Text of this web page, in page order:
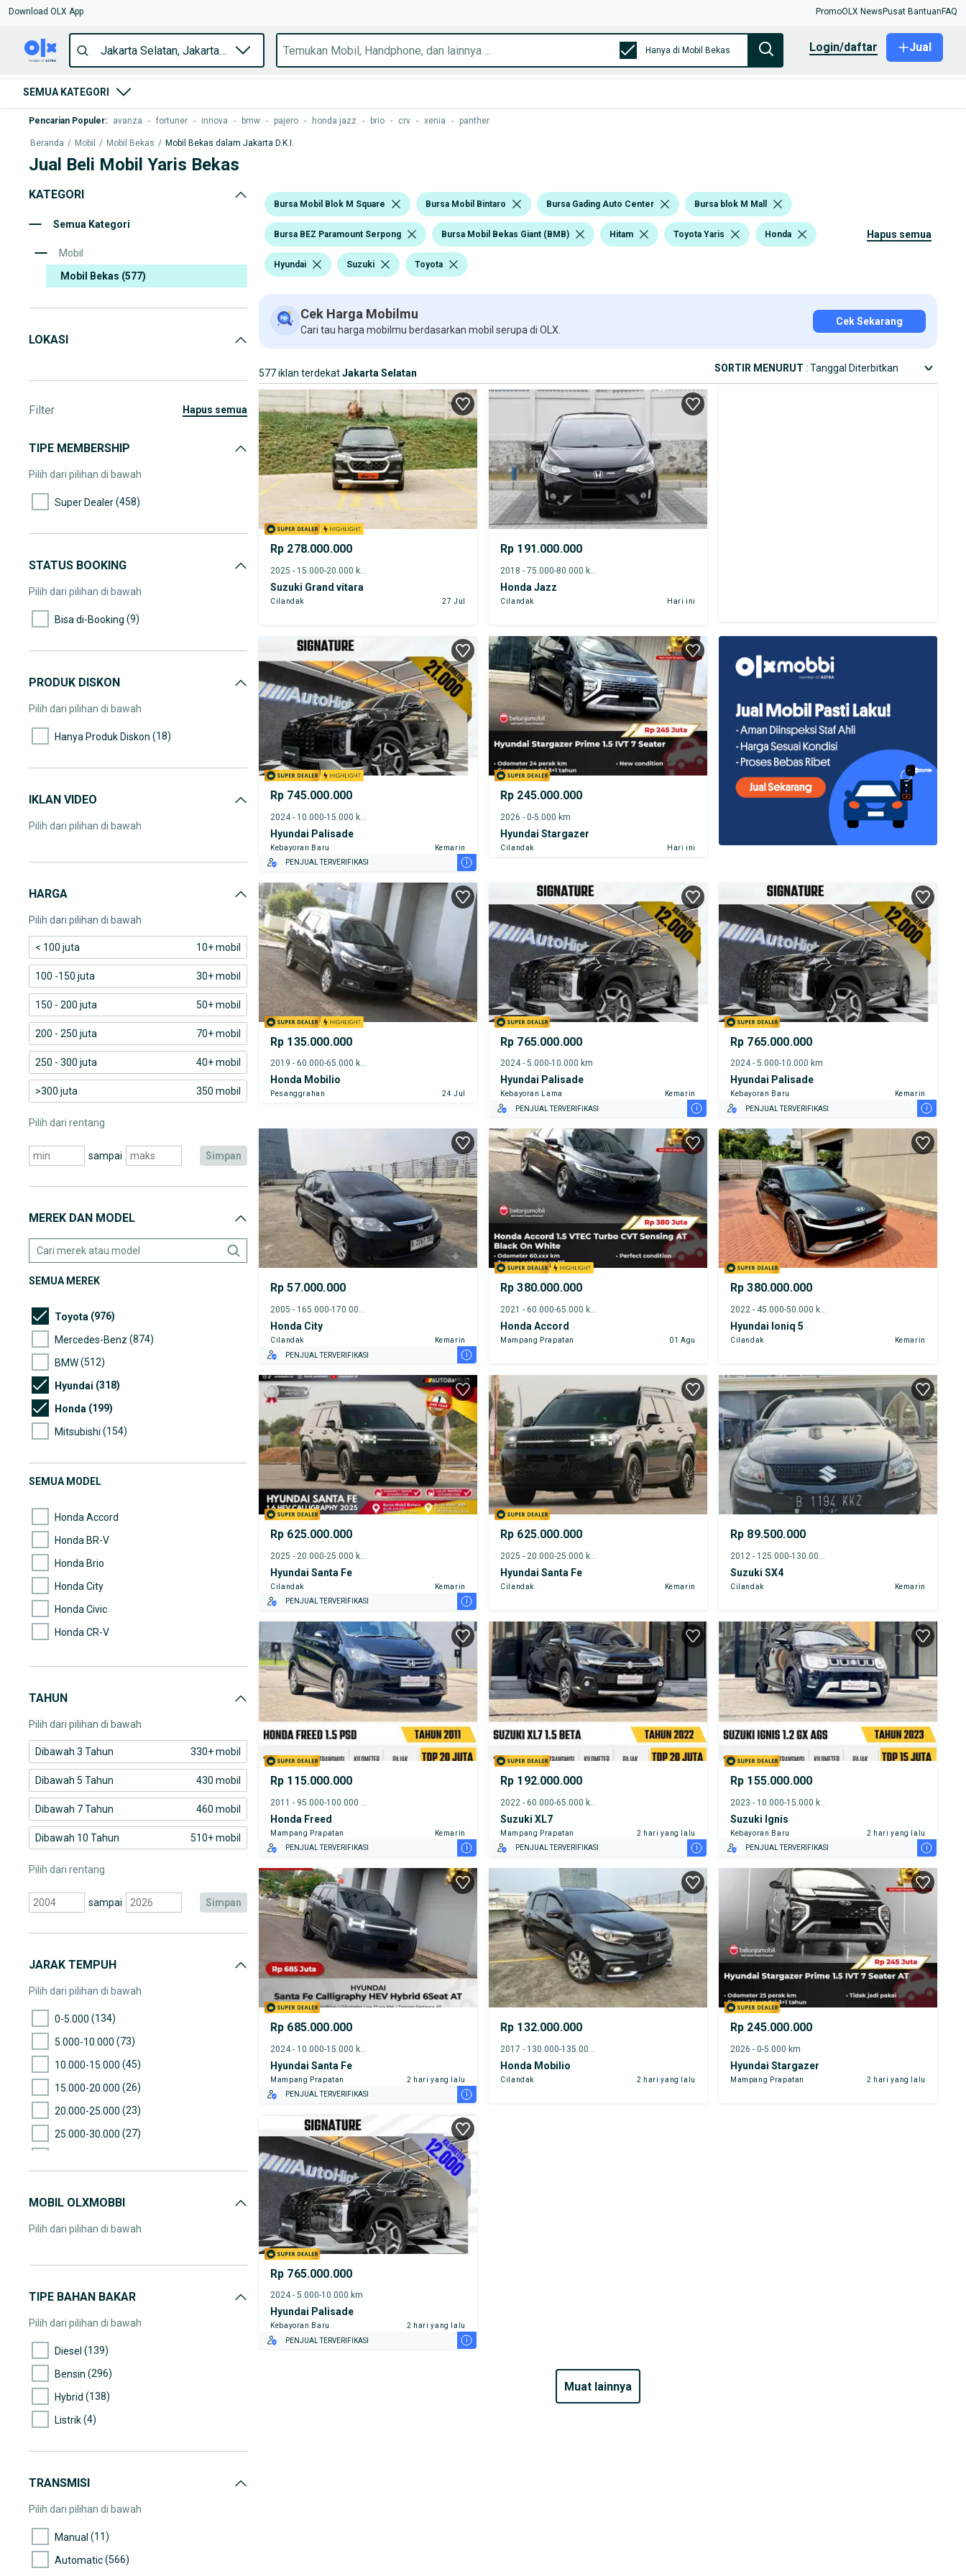
Download OLX App PromoOLX News Pusat Bantuan FAQ
Hanya di Mobil Bekas login/daftar Jual
SEMUA KATEGORI
Pencarian Populer: avanza - fortuner - innova - bmw - pajero - honda jazz - brio - crv - xenia - panther
Beranda / Mobil / Mobil Bekas / Mobil Bekas dalam Jakarta D.K.I.
Jual Beli Mobil Yaris Bekas
KATEGORI
Semua Kategori
Mobil
Mobil Bekas (577)
LOKASI
Filter hapus semua
TIPE MEMBERSHIP
Pilih dari pilihan di bawah
Super Dealer(458)
STATUS BOOKING
Pilih dari pilihan di bawah
Bisa di-Booking (9)
PRODUK DISKON
Pilih dari pilihan di bawah
Hanya Produk Diskon (18)
IKLAN VIDEO
Pilih dari pilihan di bawah
HARGA
Pilih dari pilihan di bawah
< 100 juta 10+ mobil
100 -150 juta 30+ mobil
150 - 200 juta 50+ mobil
200 - 250 juta 70+ mobil
250 - 300 juta 40+ mobil
>300 juta 350 mobil
Pilih dari rentang
sampai simpan
MEREK DAN MODEL
SEMUA MEREK
Toyota (976)
Mercedes-Benz (874)
BMW(512)
Hyundai (318)
Honda (199)
Mitsubishi (154)
Nissan(87)
SEMUA MODEL
Honda Accord
Honda BR-V
Honda Brio
Honda City
Honda Civic
Honda CR-V
Honda HR-V
TAHUN
Pilih dari pilihan di bawah
Dibawah 3 Tahun 330+ mobil
Dibawah 5 Tahun 430 mobil
Dibawah 7 Tahun 460 mobil
Dibawah 10 Tahun 510+ mobil
Pilih dari rentang
sampai simpan
JARAK TEMPUH
Pilih dari pilihan di bawah
0-5.000 (134)
5.000-10.000 (73)
10.000-15.000 (45)
15.000-20.000 (26)
20.000-25.000 (23)
25.000-30.000 (27)
40.000-45.000
45.000-50.000(28)
60.000-65.000(27)
65.000-70.000 (15)
(8)
100.000-105.000
MOBIL OLXMOBBI
Pilih dari pilihan di bawah
TIPE BAHAN BAKAR
Pilih dari pilihan di bawah
Diesel (139)
Bensin (296)
Hybrid (138)
Listrik(4)
TRANSMISI
Pilih dari pilihan di bawah
Manual (11)
Automatic(566)
Bursa Mobil Blok M Square Bursa Mobil Bintaro Bursa Gading Auto Center Bursa blok M Mall
Bursa BEZ Paramount Serpong Bursa Mobil Bekas Giant (BMB) Hitam Toyota Yaris Honda
Hyundai Suzuki Toyota
hapus semua
Cek Harga Mobilmu
Cari tau harga mobilmu berdasarkan mobil serupa di OLX.
Cek Sekarang
577 iklan terdekatJakarta Selatan SORTIR MENURUT : Tanggal Diterbitkan
Rp 278.000.000
Suzuki Grand vitara
Cilandak 27 Jul
Rp 191.000.000
2018 - 75.000-80.000 km
Honda Jazz
Cilandak Hari ini
Rp 745.000.000
Hyundai Palisade
Kebayoran Baru
Kemarin
PENJUAL TERVERIFIKASI
i
Rp 245.000.000
2026 - 0-5.000 km
Hyundai Stargazer
Cilandak Hari ini
Rp 135.000.000
2019 - 60.000-65.000 km
Honda Mobilio
Pesanggrahan 24 Jul
Rp 765.000.000
2024 - 5.000-10.000 km
Hyundai Palisade
Kebayoran Lama
Kemarin
PENJUAL TERVERIFIKASI
i
Rp 765.000.000
2024 - 5.000-10.000 km
Hyundai Palisade
Kebayoran Baru
Kemarin
PENJUAL TERVERIFIKASI
i
Rp 57.000.000
2005 - 165.000-170.000 km
Honda City
Cilandak
Kemarin
PENJUAL TERVERIFIKASI
i
Rp 380.000.000
2021 - 60.000-65.000 km
Honda Accord
Mampang Prapatan 01 Agu
Rp 380.000.000
2022 - 45.000-50.000 km
Hyundai Ioniq 5
Cilandak Kemarin
Rp 625.000.000
2025 - 20.000-25.000 km
Hyundai Santa Fe
Cilandak
Kemarin
PENJUAL TERVERIFIKASI
i
Rp 625.000.000
2025 - 20.000-25.000 km
Hyundai Santa Fe
Cilandak Kemarin
Rp 89.500.000
2012 - 125.000-130.000 km
Suzuki SX4
Cilandak Kemarin
Rp 115.000.000
Honda Freed
Mampang Prapatan
Kemarin
PENJUAL TERVERIFIKASI
i
Rp 192.000.000
2022 - 60.000-65.000 km
Suzuki XL7
Mampang Prapatan
2 hari yang lalu
PENJUAL TERVERIFIKASI
i
Rp 155.000.000
2023 - 10.000-15.000 km
Suzuki Ignis
Kebayoran Baru
2 hari yang lalu
PENJUAL TERVERIFIKASI
i
Rp 685.000.000
Hyundai Santa Fe
Mampang Prapatan
2 hari yang lalu
PENJUAL TERVERIFIKASI
i
Rp 132.000.000
Honda Mobilio
Cilandak 2 hari yang lalu
Rp 245.000.000
2026 - 0-5.000 km
Hyundai Stargazer
Mampang Prapatan 2 hari yang lalu
Rp 765.000.000
2024 - 5.000-10.000 km
Hyundai Palisade
Kebayoran Baru
2 hari yang lalu
PENJUAL TERVERIFIKASI
i
muat lainnya